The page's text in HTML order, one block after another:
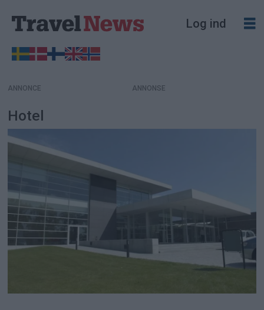
Log ind
ANNONCE
Hotel